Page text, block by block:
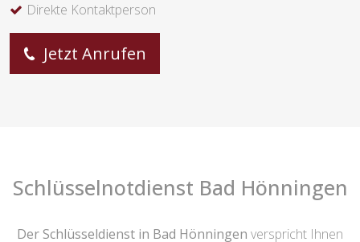
Direkte Kontaktperson
Jetzt Anrufen
Schlüsselnotdienst Bad Hönningen
Der Schlüsseldienst in Bad Hönningen verspricht Ihnen